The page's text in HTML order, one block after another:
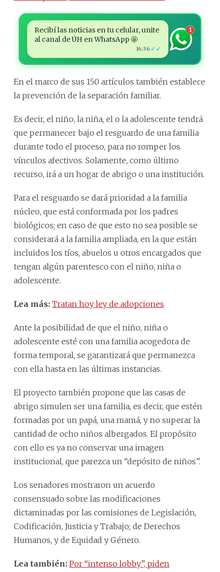
Recibí las noticias en tu celular, unite
al canal de ÚH en WhatsApp 🤩
14:36 ✓✓
1
En el marco de sus 150 artículos también establece
la prevención de la separación familiar.
Es decir, el niño, la niña, el o la adolescente tendrá
que permanecer bajo el resguardo de una familia
durante todo el proceso, para no romper los
vínculos afectivos. Solamente, como último
recurso, irá a un hogar de abrigo o una institución.
Para el resguardo se dará prioridad a la familia
núcleo, que está conformada por los padres
biológicos; en caso de que esto no sea posible se
considerará a la familia ampliada, en la que están
incluidos los tíos, abuelos u otros encargados que
tengan algún parentesco con el niño, niña o
adolescente.
Lea más: Tratan hoy ley de adopciones
Ante la posibilidad de que el niño, niña o
adolescente esté con una familia acogedora de
forma temporal, se garantizará que permanezca
con ella hasta en las últimas instancias.
El proyecto también propone que las casas de
abrigo simulen ser una familia, es decir, que estén
formadas por un papá, una mamá, y no superar la
cantidad de ocho niños albergados. El propósito
con ello es ya no conservar una imagen
institucional, que parezca un “depósito de niños”.
Los senadores mostraron un acuerdo
consensuado sobre las modificaciones
dictaminadas por las comisiones de Legislación,
Codificación, Justicia y Trabajo; de Derechos
Humanos, y de Equidad y Género.
Lea también: Por “intenso lobby”, piden